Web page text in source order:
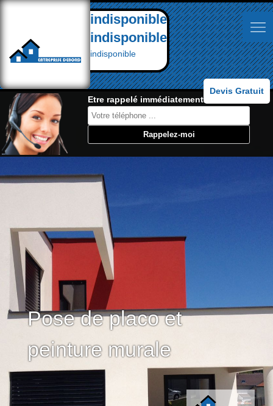
indisponible
indisponible
indisponible
Devis Gratuit
Etre rappelé immédiatement:
Pose de placo et
peinture murale